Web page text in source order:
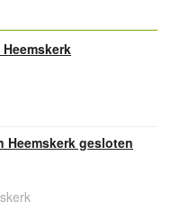
Heemskerk gesloten